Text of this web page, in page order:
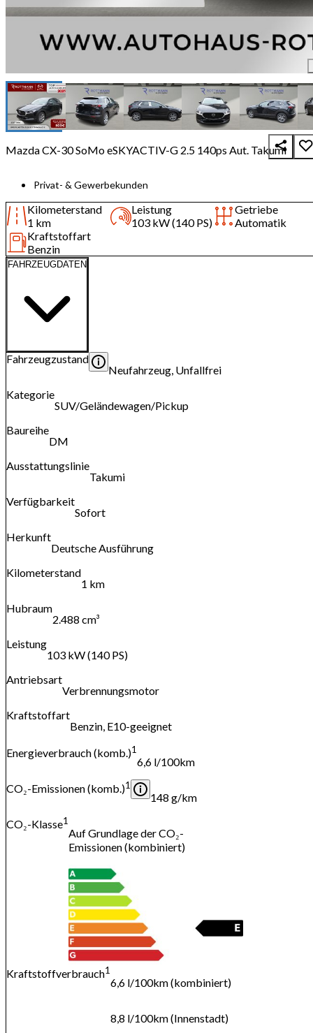
Mazda CX-30 SoMo eSKYACTIV-G 2.5 140ps Aut. Takumi
Privat- & Gewerbekunden
Kilometerstand
1 km
Leistung
103 kW (140 PS)
Getriebe
Automatik
Kraftstoffart
Benzin
FAHRZEUGDATEN
Fahrzeugzustand
Neufahrzeug, Unfallfrei
Kategorie
SUV/Geländewagen/Pickup
Baureihe
DM
Ausstattungslinie
Takumi
Verfügbarkeit
Sofort
Herkunft
Deutsche Ausführung
Kilometerstand
1 km
Hubraum
2.488 cm³
Leistung
103 kW (140 PS)
Antriebsart
Verbrennungsmotor
Kraftstoffart
Benzin, E10-geeignet
Energieverbrauch (komb.)1
6,6 l/100km
CO₂-Emissionen (komb.)1
148 g/km
CO₂-Klasse1
Auf Grundlage der CO₂-
Emissionen (kombiniert)
Kraftstoffverbrauch1
6,6 l/100km (kombiniert)
8,8 l/100km (Innenstadt)